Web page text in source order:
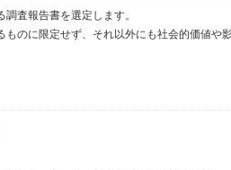
査報告書を選定します。
ものに限定せず、それ以外にも社会的価値や